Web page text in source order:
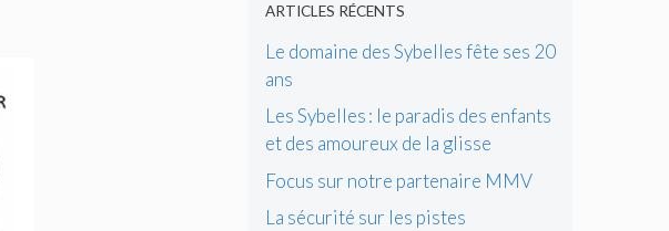
ARTICLES RÉCENTS
Le domaine des Sybelles fête ses 20
ans
Les Sybelles : le paradis des enfants
et des amoureux de la glisse
Focus sur notre partenaire MMV
La sécurité sur les pistes